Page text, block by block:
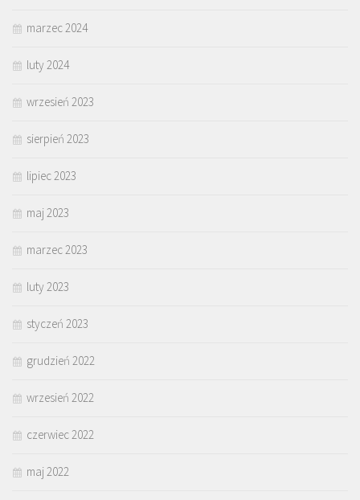
marzec 2024
luty 2024
wrzesień 2023
sierpień 2023
lipiec 2023
maj 2023
marzec 2023
luty 2023
styczeń 2023
grudzień 2022
wrzesień 2022
czerwiec 2022
maj 2022